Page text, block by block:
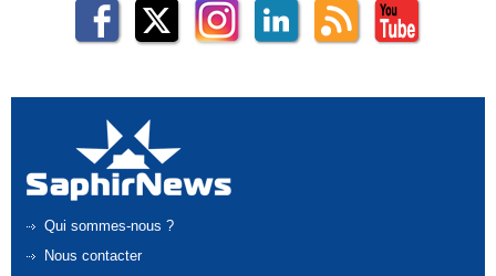
Qui sommes-nous ?
Nous contacter